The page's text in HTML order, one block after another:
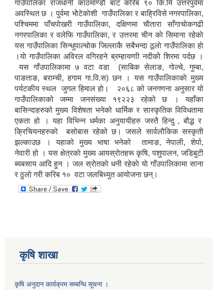
गाउँपालिका राजधानी काठमाण्डाै बाट करिब ९० कि.मि उत्तरपुर्वमा
अवस्थित छ । पुर्वमा भाेेटेकाेशी गाउँपालिका र बाह्रिविसे नगरपालिका,
पश्चिममा पाँचपाेखरी गाउँपालिका, दक्षिणमा चाैतारा साँगाचाेकगढी
नगरपालिका र वलेफि गाउँपालिका, र उत्तरमा चीन काे सिमाना रहेकाे
यस गाउँपालिका सिन्धुपाल्चाेक जिल्लाकै सबैभन्दा ठूलाे गाउँपालिका हाे
।याे गाउँपालिका अविरल वगिरहने ब्रम्हायणाी नदीकाेे शिरमा पर्दछ ।
यस गाँउपालिकामा ७ वटा वडा (साबिक सेलाङ, गाेल्चे, गुम्बा,
पाङताङ, बराम्ची, हगाम गा.वि.स) छन । यस गाउँपालिकाकाे मुख्य
पर्यटकीय स्थल जुगल हिमाल हाे। २०६८ को जनगणना अनुसार यो
गाउँपालिकाको जम्मा जनसंख्या १९२२३ रहेको छ । यहाँका
बासिन्दाहरुको मुख्य विशेषता भनेको धार्मिक र सास्कृतिक विविधतामा
एकता हो । यहा विभिन्न धर्मका अनुयायीहरु जस्तै हिन्दु , बौद्ध र
क्रिचियनहरुको बसोबास रहेको छ। जसले सार्वलौकिक सस्कृती
झल्काउछ । यहाको मुख्य भाषा भनेको तामाङ, नेपाली, शेर्पा,
नेवारी हो । यस क्षेत्रकाे मुख्य आयस्राेतहरू कृषि, पशुपालन, जडिबुटी
ब्यबसाय आदि हुन । जल स्राेतकाे धनी रहेकाे याे गाँउपालिकामा साना
र ठुलाे गरी करिब १० वटा जलबिध्युत आयोजना छन्।
कृषि शाखा
कृषि अनुदान कार्यक्रम सम्बन्धि सूचना ।